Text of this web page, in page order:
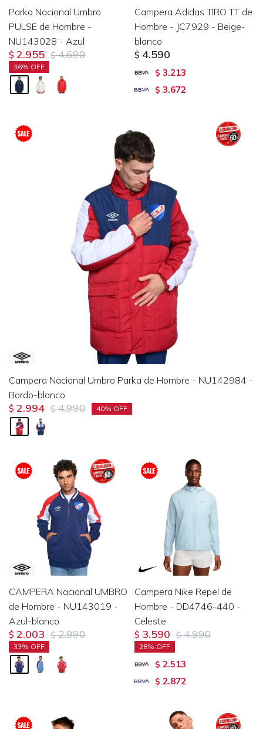
Parka Nacional Umbro
PULSE de Hombre -
NU143028 - Azul
$ 2.955 $ 4.690
36
Campera Adidas TIRO TT de
Hombre - JC7929 - Beige-
blanco
$ 4.590
$ 3.213
$ 3.672
Campera Nacional Umbro Parka de Hombre - NU142984 -
Bordo-blanco
$ 2.994 $ 4.990 40
CAMPERA Nacional UMBRO
de Hombre - NU143019 -
Azul-blanco
$ 2.003 $ 2.990
33
Campera Nike Repel de
Hombre - DD4746-440 -
Celeste
$ 3.590 $ 4.990
28
$ 2.513
$ 2.872